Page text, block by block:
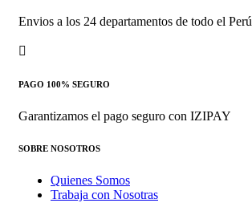
Envios a los 24 departamentos de todo el Perú
PAGO 100% SEGURO
Garantizamos el pago seguro con IZIPAY
SOBRE NOSOTROS
Quienes Somos
Trabaja con Nosotras